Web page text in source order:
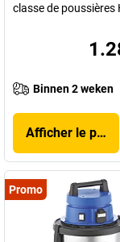
classe de poussières
Binnen 2 weken
Afficher le
Promo